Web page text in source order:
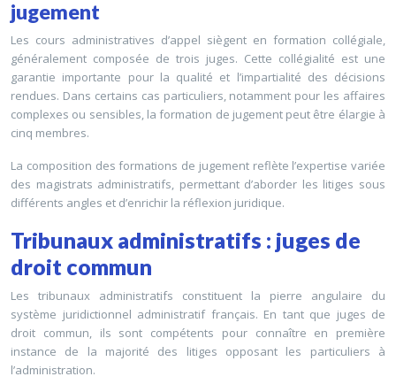
jugement
Les cours administratives d’appel siègent en formation collégiale,
généralement composée de trois juges. Cette collégialité est une
garantie importante pour la qualité et l’impartialité des décisions
rendues. Dans certains cas particuliers, notamment pour les affaires
complexes ou sensibles, la formation de jugement peut être élargie à
cinq membres.
La composition des formations de jugement reflète l’expertise variée
des magistrats administratifs, permettant d’aborder les litiges sous
différents angles et d’enrichir la réflexion juridique.
Tribunaux administratifs : juges de
droit commun
Les tribunaux administratifs constituent la pierre angulaire du
système juridictionnel administratif français. En tant que juges de
droit commun, ils sont compétents pour connaître en première
instance de la majorité des litiges opposant les particuliers à
l’administration.